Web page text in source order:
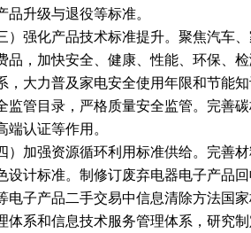
品升级与退役等标准。
强化产品技术标准提升。聚焦汽车、
品，加快安全、健康、性能、环保、
，大力普及家电安全使用年限和节能
监管目录，严格质量安全监管。完善
端认证等作用。
加强资源循环利用标准供给。完善材
设计标准。制修订废弃电器电子产品
电子产品二手交易中信息清除方法国
体系和信息技术服务管理体系，研究